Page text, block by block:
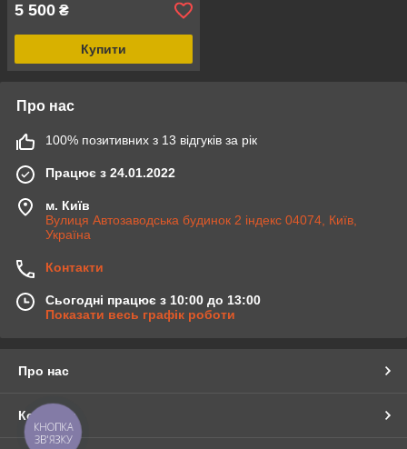
5 500 ₴
Купити
Про нас
100% позитивних з 13 відгуків за рік
Працює з 24.01.2022
м. Київ
Вулиця Автозаводська будинок 2 індекс 04074, Київ,
Україна
Контакти
Сьогодні працює з 10:00 до 13:00
Показати весь графік роботи
Про нас
Контакти
КНОПКА
ЗВ'ЯЗКУ